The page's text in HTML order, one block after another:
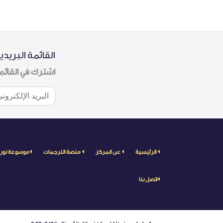
القائمة
اشترك في
الرئيسية عن المركز منصة الترجمات موسوعة نور
اتصل بنا